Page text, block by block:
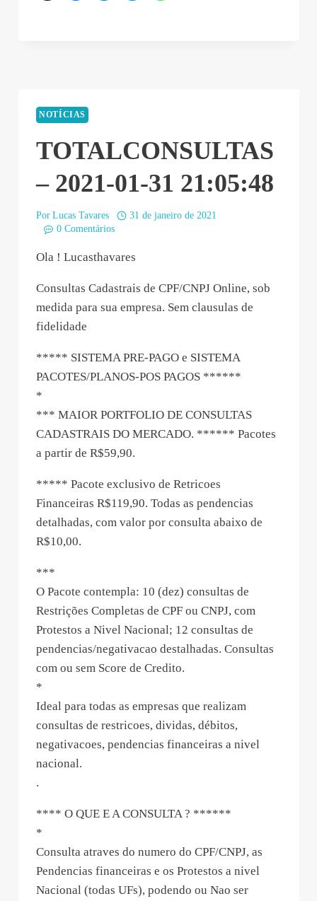
NOTÍCIAS
TOTALCONSULTAS
– 2021-01-31 21:05:48
Por Lucas Tavares
31 de janeiro de 2021
0 Comentários
Ola ! Lucasthavares
Consultas Cadastrais de CPF/CNPJ Online, sob
medida para sua empresa. Sem clausulas de
fidelidade
***** SISTEMA PRE-PAGO e SISTEMA
PACOTES/PLANOS-POS PAGOS ******
*
*** MAIOR PORTFOLIO DE CONSULTAS
CADASTRAIS DO MERCADO. ****** Pacotes
a partir de R$59,90.
***** Pacote exclusivo de Retricoes
Financeiras R$119,90. Todas as pendencias
detalhadas, com valor por consulta abaixo de
R$10,00.
***
O Pacote contempla: 10 (dez) consultas de
Restrições Completas de CPF ou CNPJ, com
Protestos a Nivel Nacional; 12 consultas de
pendencias/negativacao destalhadas. Consultas
com ou sem Score de Credito.
*
Ideal para todas as empresas que realizam
consultas de restricoes, dividas, débitos,
negativacoes, pendencias financeiras a nivel
nacional.
.
**** O QUE E A CONSULTA ? ******
*
Consulta atraves do numero do CPF/CNPJ, as
Pendencias financeiras e os Protestos a nivel
Nacional (todas UFs), podendo ou Nao ser